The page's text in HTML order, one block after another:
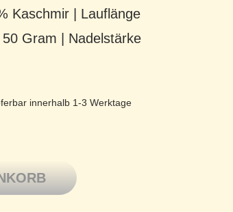
Kaschmir | Lauflänge
Gram | Nadelstärke
innerhalb 1-3 Werktage
gebürstetes Kaschmir mit Merino 15